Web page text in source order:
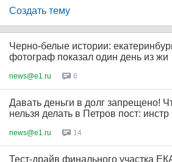
Создать тему
Черно-белые истории:
фотограф показал один день из жи
news@e1.ru 6
Давать деньги в долг запрещено!
нельзя делать в Петров пост: инстр
news@e1.ru 14
Тест-драйв финального участка